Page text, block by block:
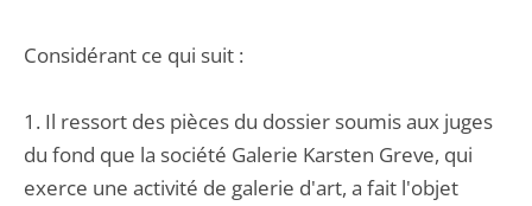
Considérant ce qui suit :
1. Il ressort des pièces du dossier soumis aux juges
du fond que la société Galerie Karsten Greve, qui
exerce une activité de galerie d'art, a fait l'objet